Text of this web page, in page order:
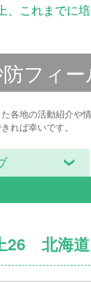
これまでに
フィー
各地の活動紹介や
れば幸いです。
26 北海